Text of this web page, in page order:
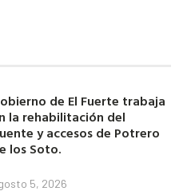
de El Fuerte trabaja
la rehabilitación del
y accesos de Potrero
los Soto.
5, 2026